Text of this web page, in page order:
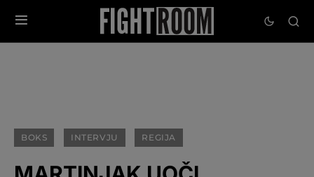
BOKS INTERVJU REGIJA